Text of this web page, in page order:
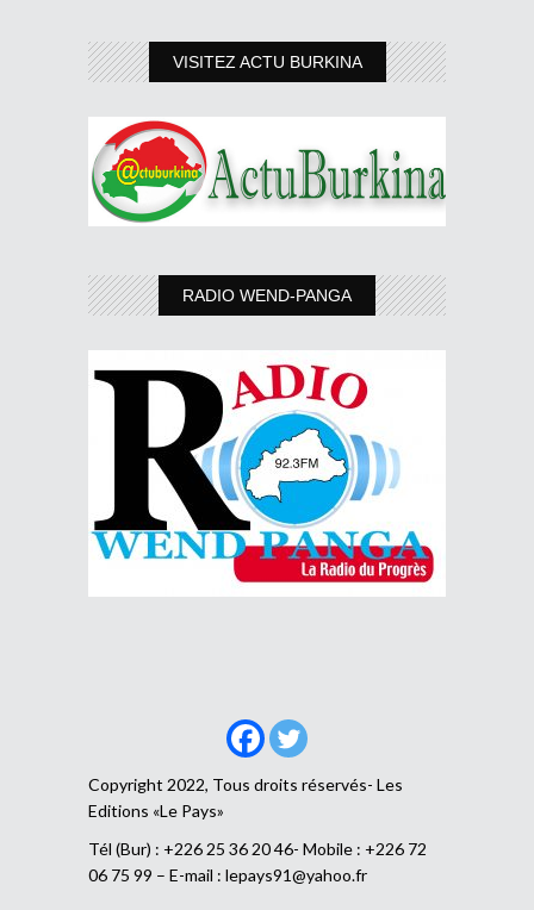
VISITEZ ACTU BURKINA
RADIO WEND-PANGA
Copyright 2022, Tous droits réservés- Les
Editions «Le Pays»
Tél (Bur) : +226 25 36 20 46- Mobile : +226 72
06 75 99 – E-mail : lepays91@yahoo.fr